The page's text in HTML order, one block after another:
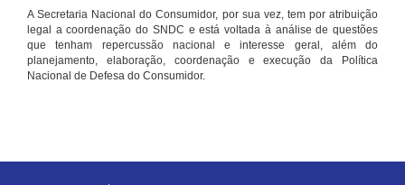
A Secretaria Nacional do Consumidor, por sua vez, tem por atribuição
legal a coordenação do SNDC e está voltada à análise de questões
que tenham repercussão nacional e interesse geral, além do
planejamento, elaboração, coordenação e execução da Política
Nacional de Defesa do Consumidor.